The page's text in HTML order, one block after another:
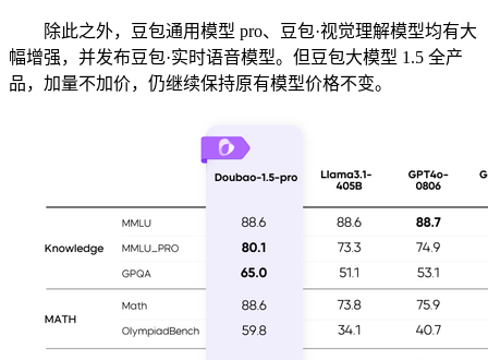
除此之外，豆包通用模型 pro、豆包·视觉理解模型均有大
幅增强，并发布豆包·实时语音模型。但豆包大模型 1.5 全产
品，加量不加价，仍继续保持原有模型价格不变。